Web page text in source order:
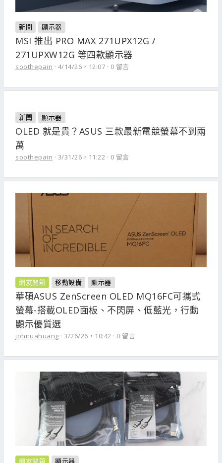
新聞 顯示器
MSI 推出 PRO MAX 271UPX12G /
271UPXW12G 等四款顯示器
soothepain 4/14/26，12:07 0 留言
新聞 顯示器
OLED 就是貴？ASUS 三款最新電競螢幕不到兩
萬
soothepain 3/31/26，11:22 0 留言
網友開箱 移動設備 顯示器
華碩ASUS ZenScreen OLED MQ16FC可攜式
螢幕-搭載OLED面板、不閃屏、低藍光，行動
顯示優質選
johnuahuang 3/26/26，10:42 0 留言
網友開箱 顯示器